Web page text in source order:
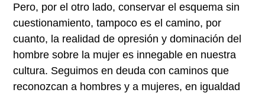
Pero, por el otro lado, conservar el esquema sin
cuestionamiento, tampoco es el camino, por
cuanto, la realidad de opresión y dominación del
hombre sobre la mujer es innegable en nuestra
cultura. Seguimos en deuda con caminos que
reconozcan a hombres y a mujeres, en igualdad